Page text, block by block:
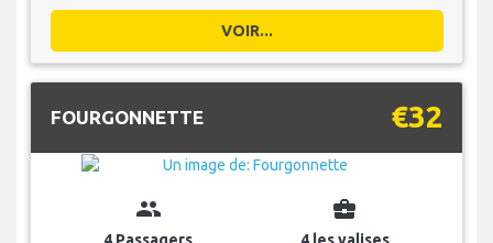
VOIR...
FOURGONNETTE €32
group business_center